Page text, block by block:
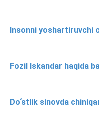
Insonni yoshartiruvchi
Fozil Iskandar haqida
Do‘stlik sinovda